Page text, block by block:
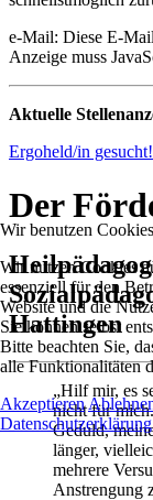
e-Mail: Diese E-
Anzeige muss
Aktuelle
Ergoheld/in gesucht!
Der
Hattingen
„Hilf mir, es
nicht für
Geduld,
länger,
mehrere
Anstrengung
Wir benutzen Cookies
Wir nutzen Cookies
essenziell für den
Website und die
Sie können selbst
Bitte beachten Sie,
alle Funktionalitäten
Akzeptieren
Datenschutzerklärung